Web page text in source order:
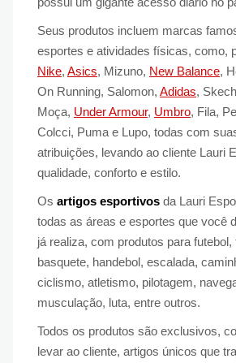
Seus produtos incluem marcas
esportes e atividades físicas, como,
Nike, Asics, Mizuno, New Balance,
On Running, Salomon, Adidas,
Moça, Under Armour, Umbro, Fila,
Colcci, Puma e Lupo, todas com
atribuições, levando ao cliente Lauri
qualidade, conforto e estilo.
Os artigos esportivos da Lauri
todas as áreas e esportes que você
já realiza, com produtos para futebol,
basquete, handebol, escalada,
ciclismo, atletismo, pilotagem,
musculação, luta, entre outros.
Todos os produtos são exclusivos,
levar ao cliente, artigos únicos que